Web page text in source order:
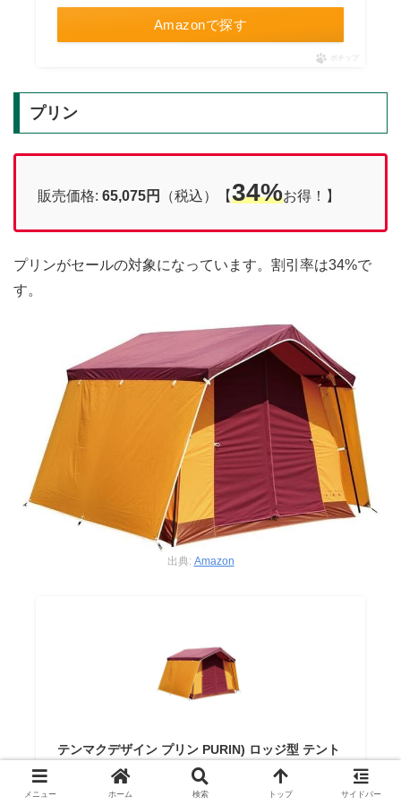
Amazonで探す
ポチップ
プリン
販売価格: 65,075円 （税込）【34%お得！】
プリンがセールの対象になっています。割引率は34%で
す。
出典: Amazon
テンマクデザイン プリン PURIN) ロッジ型 テント
tent-Mark DESIGNS
メニュー ホーム 検索 トップ サイドバー